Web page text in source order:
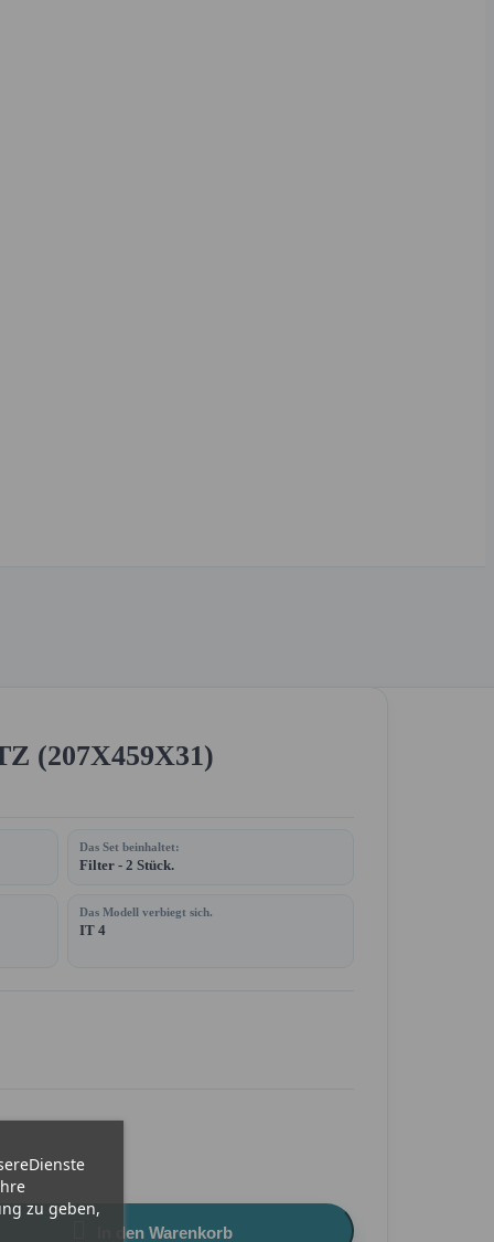
(207X459X31)
Das Set beinhaltet:
Filter - 2 Stück.
Das Modell verbiegt sich.
IT 4
In den Warenkorb
zu geben,